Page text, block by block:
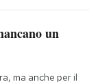
un
ma anche per il